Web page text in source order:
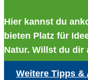
Hier kannst du
bieten Platz für
Natur. Willst du dir
Weitere Tipps &